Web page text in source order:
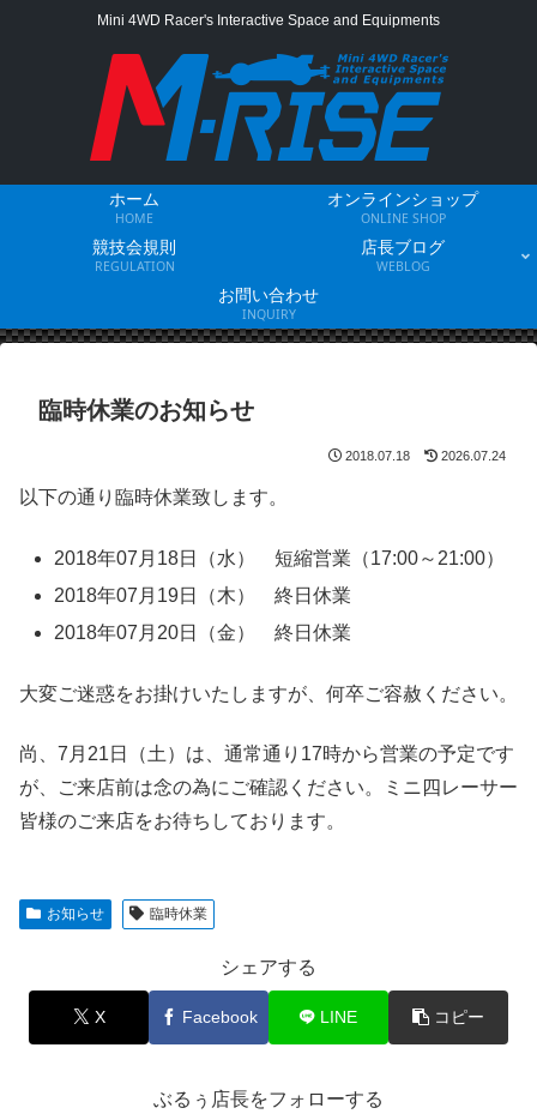
Mini 4WD Racer's Interactive Space and Equipments
ホーム
HOME
オンラインショップ
ONLINE SHOP
競技会規則
REGULATION
店長ブログ
WEBLOG
お問い合わせ
INQUIRY
臨時休業のお知らせ
2018.07.18 2026.07.24
以下の通り臨時休業致します。
2018年07月18日（水） 短縮営業（17:00～21:00）
2018年07月19日（木） 終日休業
2018年07月20日（金） 終日休業
大変ご迷惑をお掛けいたしますが、何卒ご容赦ください。
尚、7月21日（土）は、通常通り17時から営業の予定です
が、ご来店前は念の為にご確認ください。ミニ四レーサー
皆様のご来店をお待ちしております。
お知らせ 臨時休業
シェアする
X Facebook LINE コピー
ぶるぅ店長をフォローする